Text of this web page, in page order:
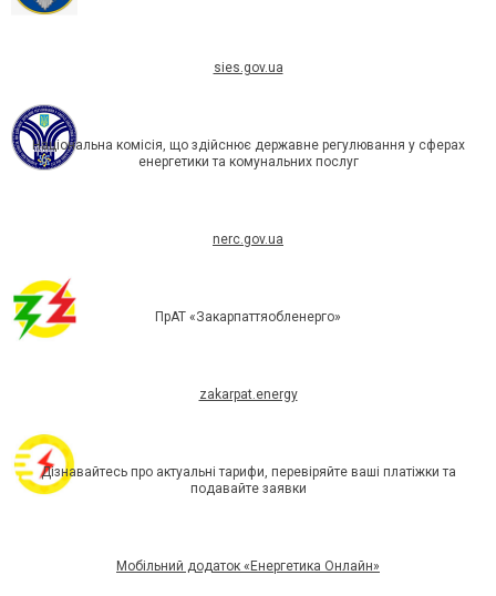
sies.gov.ua
Національна комісія, що здійснює державне регулювання у сферах
енергетики та комунальних послуг
nerc.gov.ua
ПрАТ «Закарпаттяобленерго»
zakarpat.energy
Дізнавайтесь про актуальні тарифи, перевіряйте ваші платіжки та
подавайте заявки
Мобільний додаток «Енергетика Онлайн»